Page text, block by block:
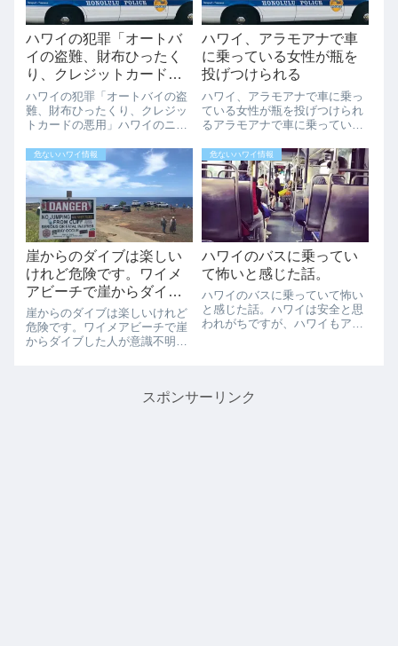
ハワイの犯罪「オートバ
イの盗難、財布ひったく
り、クレジットカードの
悪用」
ハワイの犯罪「オートバイの盗
難、財布ひったくり、クレジッ
トカードの悪用」ハワイのニュ
ているという報道がありまし
た。プナホウエリアでのバイク
の盗難、アラモアナエリアでの
自転車による財布のひったく
り、アラモアナのター...
ハワイ、アラモアナで車
に乗っている女性が瓶を
投げつけられる
ハワイ、アラモアナで車に乗っ
ている女性が瓶を投げつけられ
るアラモアナで車に乗っている
として43歳の男が逮捕されまし
た。9/25(日）の8:20頃、アラモ
アナのシェリダン ストリートで
車の窓を開けていた27歳の女...
危ないハワイ情報
崖からのダイブは楽しい
けれど危険です。ワイメ
アビーチで崖からダイブ
した人が意識不明の重体
です。
崖からのダイブは楽しいけれど
危険です。ワイメアビーチで崖
からダイブした人が意識不明の
体とのことです。ハワイは海に
危ないハワイ情報
ハワイのバスに乗ってい
て怖いと感じた話。
ハワイのバスに乗っていて怖い
と感じた話。ハワイは安全と思
われがちですが、ハワイもアメ
れましたが、それをみて改めて
スポンサーリンク